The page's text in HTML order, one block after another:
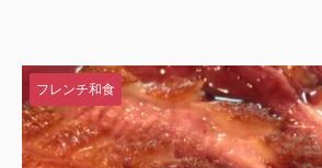
フレンチ和食